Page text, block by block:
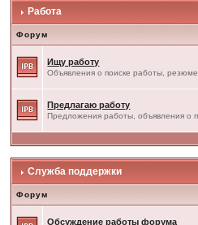
Работа
Форум
Ищу работу
Объявления о поиске работы, резюме
Предлагаю работу
Предложения работы, объявления о
Служба поддержки
Форум
Обсуждение работы форума